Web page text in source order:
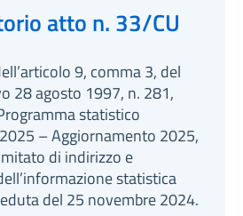
atto n. 33/CU
9, comma 3, del
28 agosto 1997, n. 281,
statistico
– Aggiornamento 2025,
di indirizzo e
statistica
del 25 novembre 2024.